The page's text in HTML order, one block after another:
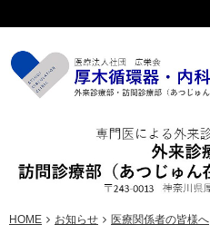
HOME お知らせ 医療関係者の皆様へ